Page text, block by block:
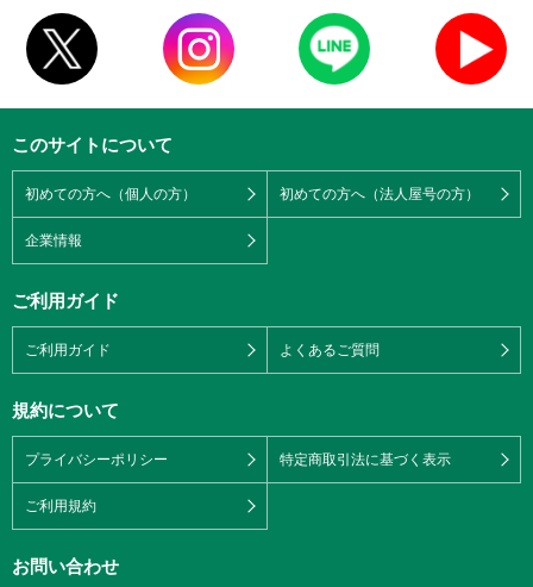
このサイトについて
初めての方へ（個人の方） 初めての方へ（法人屋号の方）
企業情報
ご利用ガイド
ご利用ガイド よくあるご質問
規約について
プライバシーポリシー 特定商取引法に基づく表示
ご利用規約
お問い合わせ